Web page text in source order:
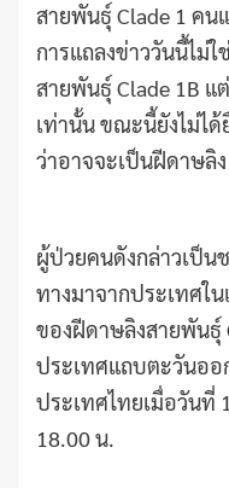
สายพันธุ์ Clade 1 คน
การแถลงข่าววันนี้ไม่
สายพันธุ์ Clade 1B แ
เท่านั้น ขณะนี้ยังไม่ไ
ว่าอาจจะเป็นฝีดาษลิง
ผู้ป่วยคนดังกล่าวเป็น
ทางมาจากประเทศใ
ของฝีดาษลิงสายพันธุ์
ประเทศแถบตะวันออ
ประเทศไทยเมื่อวันที่
18.00 น.